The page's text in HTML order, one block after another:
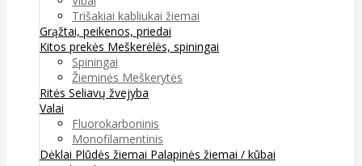
Trišakiai kabliukai žiemai
Grąžtai, peikenos, priedai
Kitos prekės Meškerėlės, spiningai
Spiningai
Žieminės Meškerytės
Ritės Seliavų žvejyba
Valai
Fluorokarboninis
Monofilamentinis
Dėklai Plūdės žiemai Palapinės žiemai / kūbai